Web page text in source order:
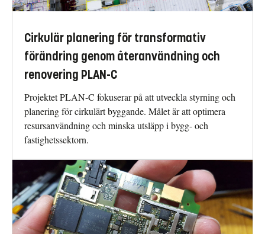
Cirkulär planering för transformativ
förändring genom återanvändning och
renovering PLAN-C
Projektet PLAN-C fokuserar på att utveckla styrning och
planering för cirkulärt byggande. Målet är att optimera
resursanvändning och minska utsläpp i bygg- och
fastighetssektorn.